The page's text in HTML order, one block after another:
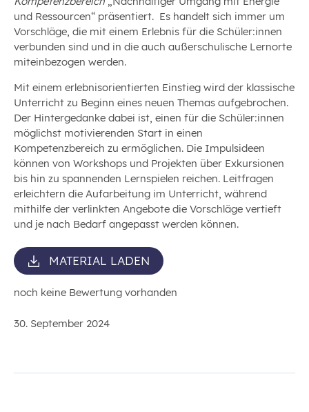
und Ressourcen“ präsentiert. Es handelt sich immer um
Vorschläge, die mit einem Erlebnis für die Schüler:innen
verbunden sind und in die auch außerschulische Lernorte
miteinbezogen werden.
Mit einem erlebnisorientierten Einstieg wird der klassische
Unterricht zu Beginn eines neuen Themas aufgebrochen.
Der Hintergedanke dabei ist, einen für die Schüler:innen
möglichst motivierenden Start in einen
Kompetenzbereich zu ermöglichen. Die Impulsideen
können von Workshops und Projekten über Exkursionen
bis hin zu spannenden Lernspielen reichen. Leitfragen
erleichtern die Aufarbeitung im Unterricht, während
mithilfe der verlinkten Angebote die Vorschläge vertieft
und je nach Bedarf angepasst werden können.
MATERIAL LADEN
noch keine Bewertung vorhanden
30. September 2024